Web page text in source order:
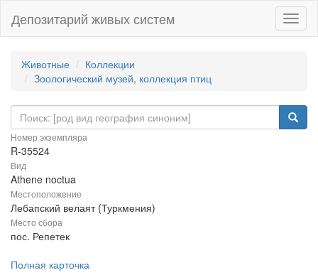
Депозитарий живых систем
Животные
Коллекции
Зоологический музей, коллекция птиц
Номер экземпляра
R-35524
Вид
Athene noctua
Местоположение
Лебапский велаят (Туркмения)
Место сбора
пос. Репетек
Полная карточка